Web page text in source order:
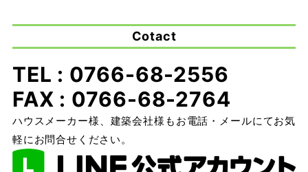
Cotact
TEL : 0766-68-2556
FAX : 0766-68-2764
ハウスメーカー様、建築会社様もお電話・メールにてお気
軽にお問合せください。